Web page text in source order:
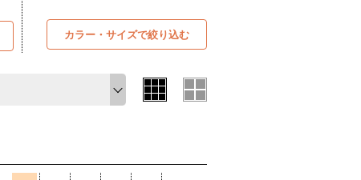
カラー・サイズで絞り込む